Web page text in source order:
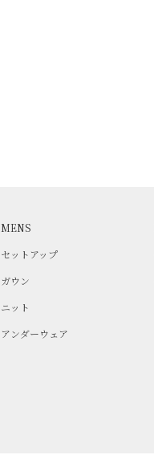
MENS
セットアップ
ガウン
ニット
アンダーウェア